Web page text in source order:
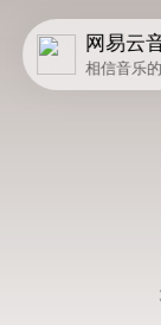
网易云
相信音乐